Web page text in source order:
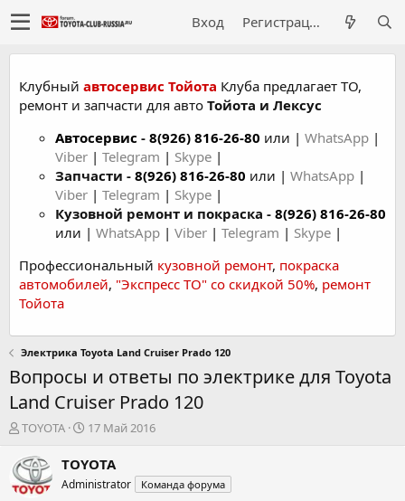
Вход Регистрация
Клубный автосервис Тойота Клуба предлагает ТО,
ремонт и запчасти для авто Тойота и Лексус
Автосервис - 8(926) 816-26-80 или | WhatsApp |
Viber | Telegram | Skype |
Запчасти - 8(926) 816-26-80 или | WhatsApp |
Viber | Telegram | Skype |
Кузовной ремонт и покраска - 8(926) 816-26-80
или | WhatsApp | Viber | Telegram | Skype |
Профессиональный кузовной ремонт, покраска
автомобилей, "Экспресс ТО" со скидкой 50%, ремонт
Тойота
Электрика Toyota Land Cruiser Prado 120
Вопросы и ответы по электрике для Toyota
Land Cruiser Prado 120
А
т
о
р
TOYOTA
Д
т
н
17 Май 2016
TOYOTA
Administrator Команда форума